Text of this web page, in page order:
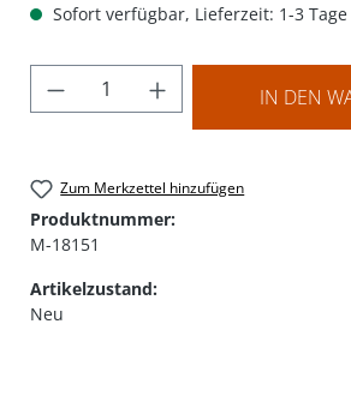
Sofort verfügbar, Lieferzeit: 1-3 Tage
Produkt Anzahl: GibIN DEN
Zum Merkzettel hinzufügen
Produktnummer:
M-18151
Artikelzustand:
Neu